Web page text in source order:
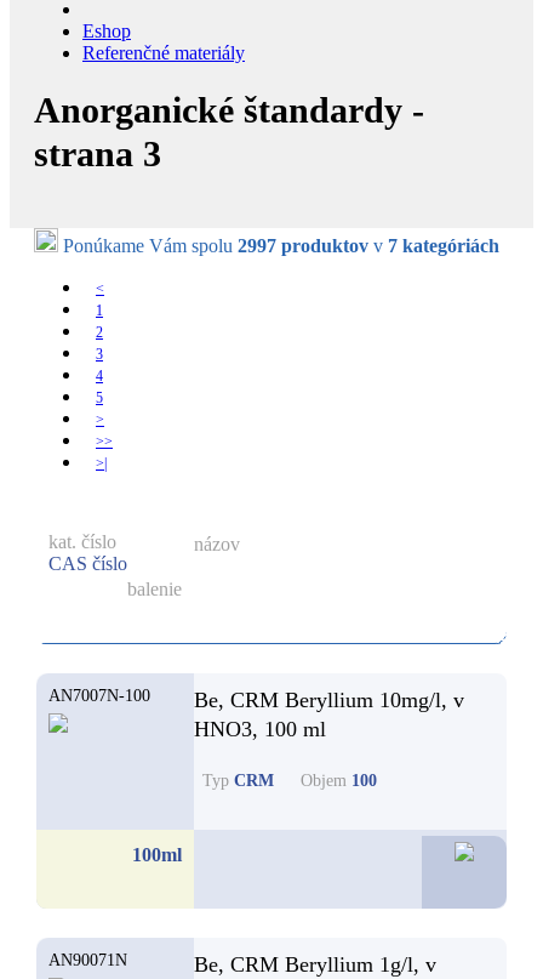
Eshop
Referenčné materiály
Anorganické štandardy -
strana 3
Ponúkame Vám spolu 2997 produktov v 7 kategóriách
<
1
2
3
4
5
>
>>
>|
kat. číslo
CAS číslo
názov
balenie
AN7007N-100
Be, CRM Beryllium 10mg/l, v
HNO3, 100 ml
Typ CRM Objem 100
100ml
AN90071N
Be, CRM Beryllium 1g/l, v